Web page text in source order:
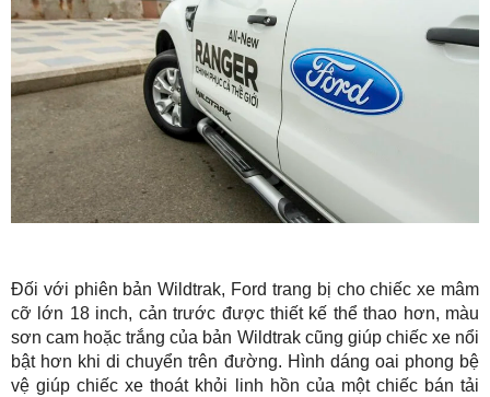
Đối với phiên bản Wildtrak, Ford trang bị cho chiếc xe mâm
cỡ lớn 18 inch, cản trước được thiết kế thể thao hơn, màu
sơn cam hoặc trắng của bản Wildtrak cũng giúp chiếc xe nổi
bật hơn khi di chuyển trên đường. Hình dáng oai phong bệ
vệ giúp chiếc xe thoát khỏi linh hồn của một chiếc bán tải